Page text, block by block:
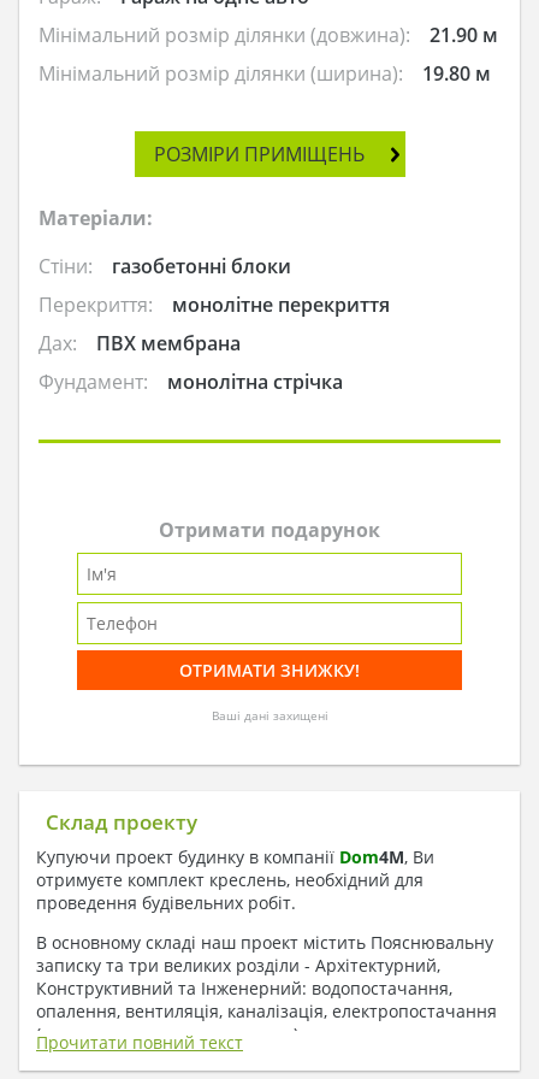
Мінімальний розмір ділянки (довжина):
21.90 м
Мінімальний розмір ділянки (ширина):
19.80 м
РОЗМІРИ ПРИМІЩЕНЬ
Матеріали:
Стіни:
газобетонні блоки
Перекриття:
монолітне перекриття
Дах:
ПВХ мембрана
Фундамент:
монолітна стрічка
Отримати подарунок
Ваші дані захищені
Склад проекту
Купуючи проект будинку в компанії Dom4M, Ви
отримуєте комплект креслень, необхідний для
проведення будівельних робіт.
В основному складі наш проект містить Пояснювальну
записку та три великих розділи - Архітектурний,
Конструктивний та Інженерний: водопостачання,
опалення, вентиляція, каналізація, електропостачання
( купується за додаткову плату ).
Прочитати повний текст